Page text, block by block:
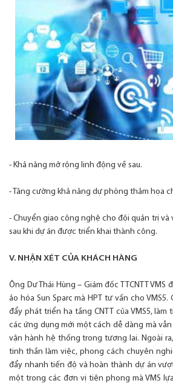
- Khả năng mở rộng linh động về sau.
- Tăng cường khả năng dự phòng thảm họa
- Chuyển giao công nghệ cho đội quản trị và
sau khi dự án được triển khai thành công.
V. NHẬN XÉT CỦA KHÁCH HÀNG
Ông Dư Thái Hùng – Giám đốc TTCNTT VMS
ảo hóa Sun Sparc mà HPT tư vấn cho
đẩy phát triển hạ tầng CNTT của VMS5,
các ứng dụng mới một cách dễ dàng mà
vận hành hệ thống trong tương lai. Ngoài
tinh thần làm việc, phong cách chuyên
đẩy nhanh tiến độ và hoàn thành dự án
một trong các đơn vị tiên phong mà VMS